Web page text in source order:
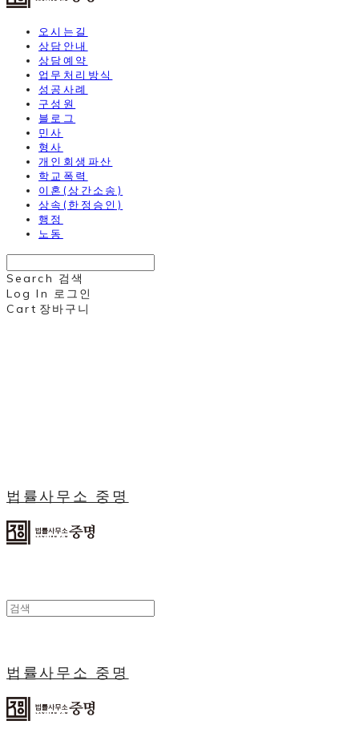
오시는길
상담안내
상담예약
업무처리방식
성공사례
구성원
블로그
민사
형사
개인회생파산
학교폭력
이혼(상간소송)
상속(한정승인)
행정
노동
Search 검색
Log In 로그인
Cart 장바구니
법률사무소 중명
법률사무소 중명